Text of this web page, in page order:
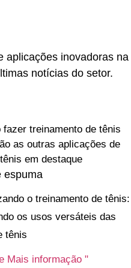
aplicações inovadoras na
notícias do setor.
espuma
o treinamento de tênis:
os usos versáteis das
tênis
Mais informação "